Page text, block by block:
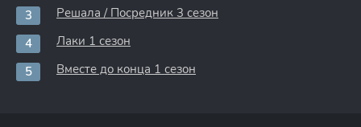
Решала / Посредник 3 сезон
Лаки 1 сезон
Вместе до конца 1 сезон